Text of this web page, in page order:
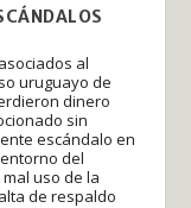
al
uruguayo de
dinero
sin
escándalo en
del
uso de la
de respaldo